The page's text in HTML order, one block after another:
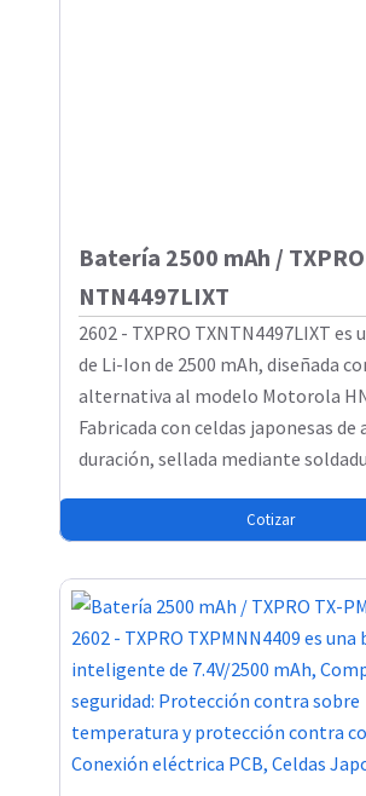
Batería 2500 mAh /
NTN4497LIXT
2602 - TXPRO TXNTN4497LIXT es
de Li-Ion de 2500 mAh, diseñada
alternativa al modelo Motorola
Fabricada con celdas japonesas de
duración, sellada mediante
Cotizar